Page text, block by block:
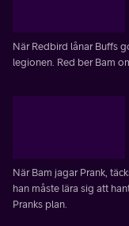
När Redbird lånar Buffs
legionen. Red ber Bam
När Bam jagar Prank,
han måste lära sig att
Pranks plan.